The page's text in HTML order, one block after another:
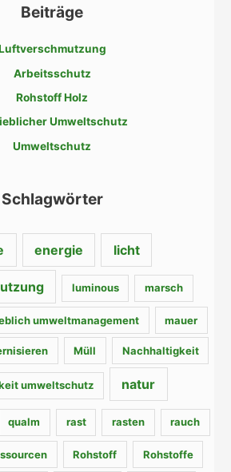
Beiträge
Arbeitsschutz
Rohstoff Holz
Umweltschutz
Umweltschutz
Schlagwörter
energie licht
luminous marsch
umweltmanagement mauer
Müll Nachhaltigkeit
umweltschutz natur
qualm rast rasten rauch
Rohstoff Rohstoffe